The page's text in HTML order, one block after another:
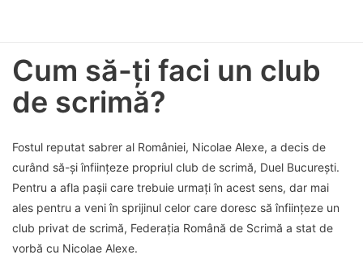
Cum să-ți faci un club
de scrimă?
Fostul reputat sabrer al României, Nicolae Alexe, a decis de
curând să-și înființeze propriul club de scrimă, Duel București.
Pentru a afla pașii care trebuie urmați în acest sens, dar mai
ales pentru a veni în sprijinul celor care doresc să înființeze un
club privat de scrimă, Federația Română de Scrimă a stat de
vorbă cu Nicolae Alexe.